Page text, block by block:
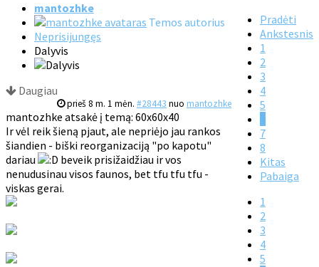
Pradėti
Ankstesnis
1
2
3
4
5
7
8
Kitas
Pabaiga
1
2
3
4
5
mantozhke
Temos autorius
Neprisijungęs
Dalyvis
Daugiau
prieš 8 m. 1 mėn. #28443 nuo mantozhke
mantozhke atsakė į temą: 60x60x40
Ir vėl reik šieną pjaut, ale nepriėjo jau rankos
šiandien - biški reorganizaciją "po kapotu"
dariau
beveik prisižaidžiau ir vos
nenudusinau visos faunos, bet tfu tfu tfu -
viskas gerai.